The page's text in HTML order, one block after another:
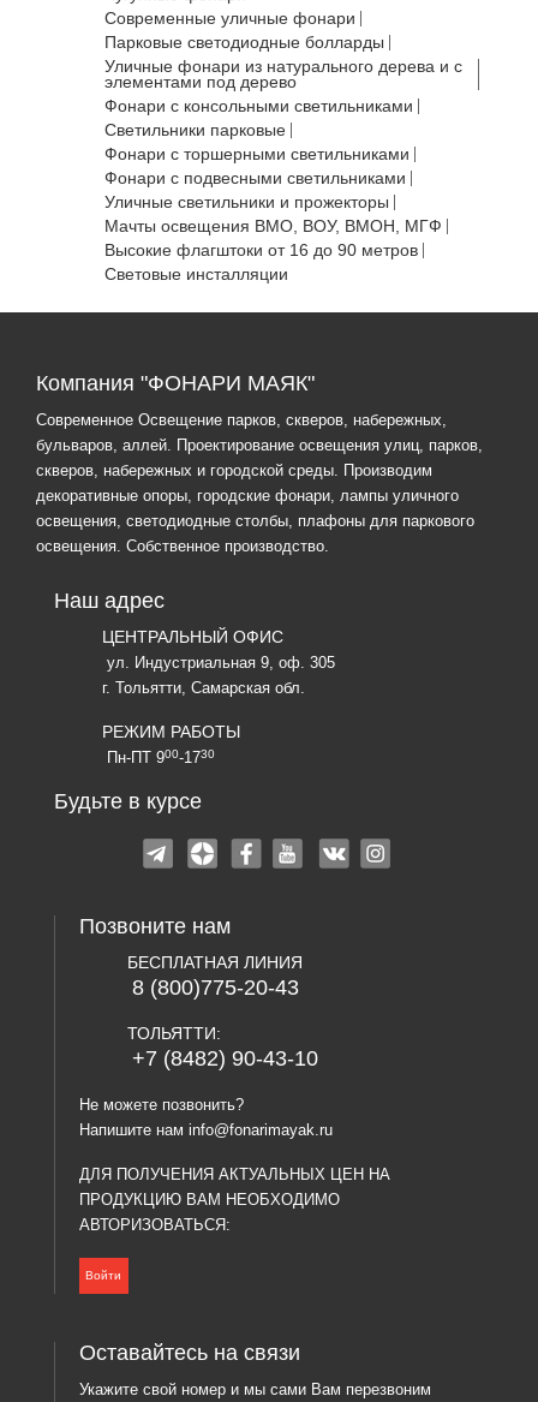
Современные уличные фонари
Парковые светодиодные болларды
Уличные фонари из натурального дерева и с
элементами под дерево
Фонари с консольными светильниками
Светильники парковые
Фонари с торшерными светильниками
Фонари с подвесными светильниками
Уличные светильники и прожекторы
Мачты освещения ВМО, ВОУ, ВМОН, МГФ
Высокие флагштоки от 16 до 90 метров
Световые инсталляции
Компания "ФОНАРИ МАЯК"
Современное Освещение парков, скверов, набережных,
бульваров, аллей. Проектирование освещения улиц, парков,
скверов, набережных и городской среды. Производим
декоративные опоры, городские фонари, лампы уличного
освещения, светодиодные столбы, плафоны для паркового
освещения. Собственное производство.
Наш адрес
ЦЕНТРАЛЬНЫЙ ОФИС
ул. Индустриальная 9, оф. 305
г. Тольятти, Самарская обл.
РЕЖИМ РАБОТЫ
Пн-ПТ 900-1730
Будьте в курсе
Позвоните нам
БЕСПЛАТНАЯ ЛИНИЯ
8 (800)775-20-43
ТОЛЬЯТТИ:
+7 (8482) 90-43-10
Не можете позвонить?
Напишите нам info@fonarimayak.ru
ДЛЯ ПОЛУЧЕНИЯ АКТУАЛЬНЫХ ЦЕН НА
ПРОДУКЦИЮ ВАМ НЕОБХОДИМО
АВТОРИЗОВАТЬСЯ:
Войти
Оставайтесь на связи
Укажите свой номер и мы сами Вам перезвоним